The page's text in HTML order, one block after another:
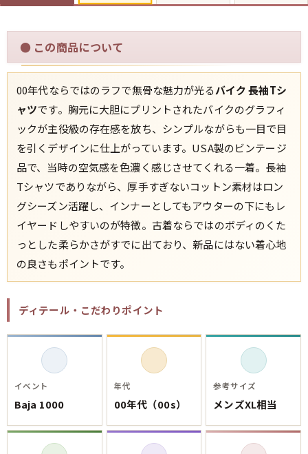
● この商品について
00年代ならではのラフで無骨な魅力が光るバイク 長袖Tシ
ャツです。胸元に大胆にプリントされたバイクのグラフィ
ックが主役級の存在感を放ち、シンプルながらも一目で目
を引くデザインに仕上がっています。USA製のビンテージ
品で、当時の空気感を色濃く感じさせてくれる一着。長袖
Tシャツでありながら、厚手すぎないコットン素材はロン
グシーズン活躍し、インナーとしてもアウターの下にもレ
イヤードしやすいのが特徴。古着ならではのボディのくた
っとした柔らかさがすでに出ており、新品にはない着心地
の良さもポイントです。
ディテール・こだわりポイント
イベント
Baja 1000
年代
00年代（00s）
参考サイズ
メンズXL相当